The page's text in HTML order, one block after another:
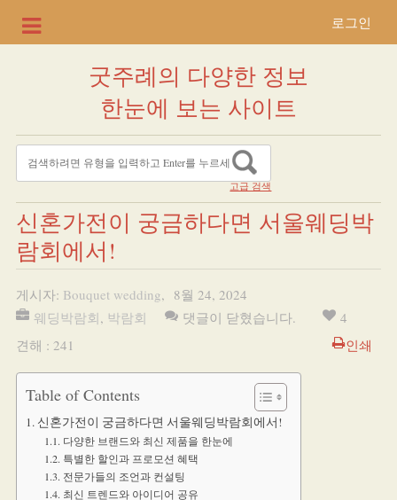
로그인
굿주례의 다양한 정보
한눈에 보는 사이트
고급 검색
신혼가전이 궁금하다면 서울웨딩박
람회에서!
게시자: Bouquet wedding, 8월 24, 2024
웨딩박람회, 박람회 댓글이 닫혔습니다.
4
견해 : 241
인쇄
Table of Contents
신혼가전이 궁금하다면 서울웨딩박람회에서!
다양한 브랜드와 최신 제품을 한눈에
특별한 할인과 프로모션 혜택
전문가들의 조언과 컨설팅
최신 트렌드와 아이디어 공유